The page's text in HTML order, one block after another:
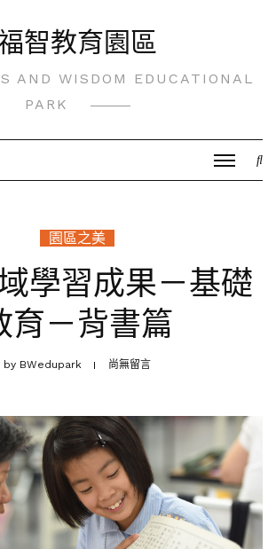
智教育園區
AND WISDOM EDUCATIONAL
PARK
園區之美
學習成果－基礎
育－背書篇
by BWedupark 尚無留言